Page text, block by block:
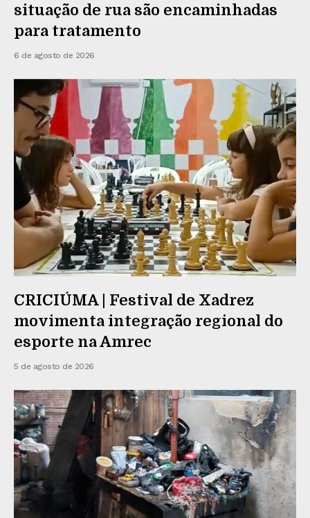
situação de rua são encaminhadas
para tratamento
6 de agosto de 2026
CRICIÚMA | Festival de Xadrez
movimenta integração regional do
esporte na Amrec
5 de agosto de 2026